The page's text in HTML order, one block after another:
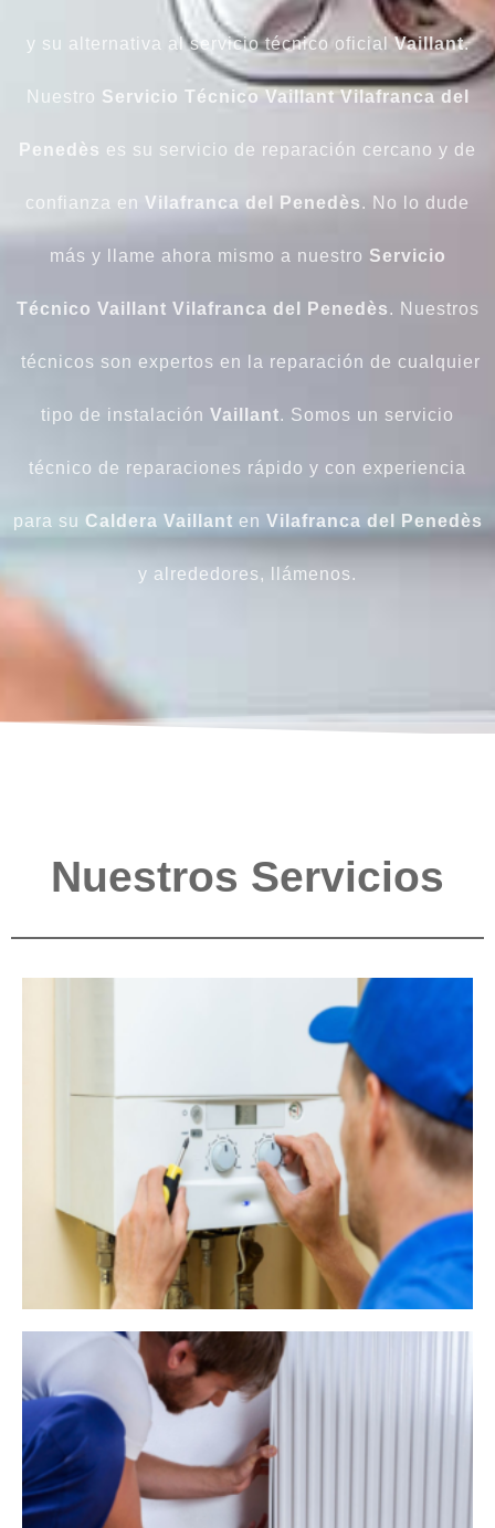
y su alternativa al servicio técnico oficial Vaillant.
Nuestro Servicio Técnico Vaillant Vilafranca del
Penedès es su servicio de reparación cercano y de
confianza en Vilafranca del Penedès. No lo dude
más y llame ahora mismo a nuestro Servicio
Técnico Vaillant Vilafranca del Penedès. Nuestros
técnicos son expertos en la reparación de cualquier
tipo de instalación Vaillant. Somos un servicio
técnico de reparaciones rápido y con experiencia
para su Caldera Vaillant en Vilafranca del Penedès
y alrededores, llámenos.
Nuestros Servicios